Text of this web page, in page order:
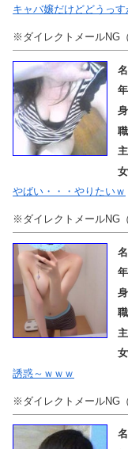
キャバ嬢だけどどうっす
※ダイレクトメールNG
やばい・・・やりたいｗ
※ダイレクトメールNG
誘惑～ｗｗｗ
※ダイレクトメールNG